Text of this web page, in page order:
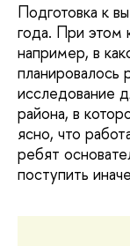
Подготовка к
года. При этом
например, в
планировалось
исследование
района, в
ясно, что
ребят
поступить